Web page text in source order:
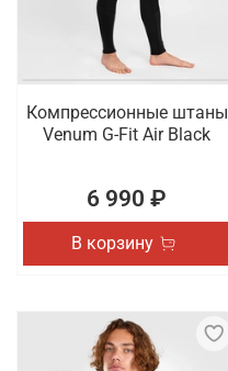
Компрессионные штаны
Venum G-Fit Air Black
6 990 ₽
В корзину